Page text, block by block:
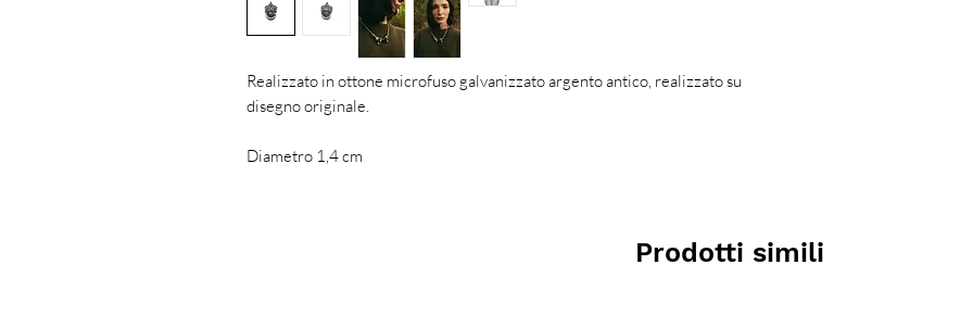
Realizzato in ottone microfuso galvanizzato argento antico, realizzato su
disegno originale.
Diametro 1,4 cm
Prodotti simili